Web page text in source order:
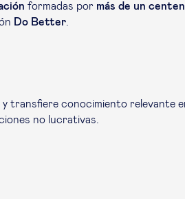
formadas por más de un
Do Better
y transfiere conocimiento relevante
no lucrativas.